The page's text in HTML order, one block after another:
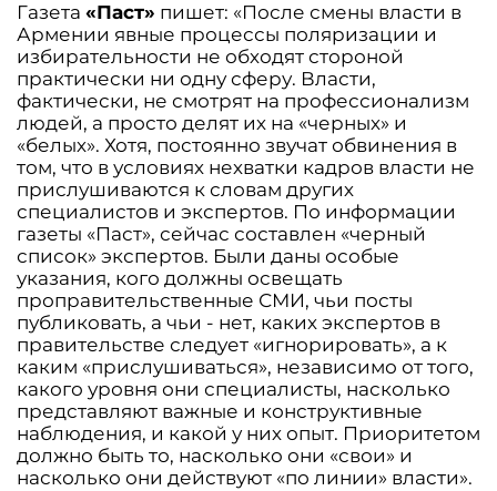
Газета «Паст» пишет: «После смены власти в
Армении явные процессы поляризации и
избирательности не обходят стороной
практически ни одну сферу. Власти,
фактически, не смотрят на профессионализм
людей, а просто делят их на «черных» и
«белых». Хотя, постоянно звучат обвинения в
том, что в условиях нехватки кадров власти не
прислушиваются к словам других
специалистов и экспертов. По информации
газеты «Паст», сейчас составлен «черный
список» экспертов. Были даны особые
указания, кого должны освещать
проправительственные СМИ, чьи посты
публиковать, а чьи - нет, каких экспертов в
правительстве следует «игнорировать», а к
каким «прислушиваться», независимо от того,
какого уровня они специалисты, насколько
представляют важные и конструктивные
наблюдения, и какой у них опыт. Приоритетом
должно быть то, насколько они «свои» и
насколько они действуют «по линии» власти».